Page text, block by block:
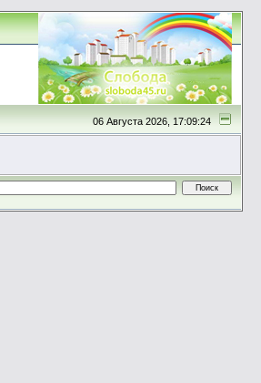
06 Августа 2026, 17:09:24